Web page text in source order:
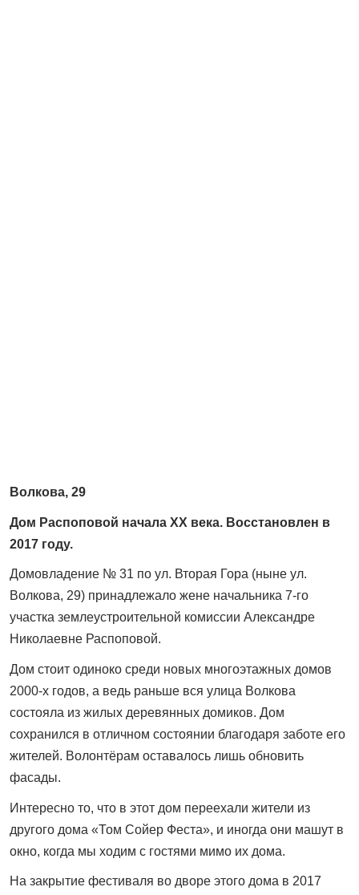
Волкова, 29
Дом Распоповой начала XX века. Восстановлен в
2017 году.
Домовладение № 31 по ул. Вторая Гора (ныне ул.
Волкова, 29) принадлежало жене начальника 7-го
участка землеустроительной комиссии Александре
Николаевне Распоповой.
Дом стоит одиноко среди новых многоэтажных домов
2000-х годов, а ведь раньше вся улица Волкова
состояла из жилых деревянных домиков. Дом
сохранился в отличном состоянии благодаря заботе его
жителей. Волонтёрам оставалось лишь обновить
фасады.
Интересно то, что в этот дом переехали жители из
другого дома «Том Сойер Феста», и иногда они машут в
окно, когда мы ходим с гостями мимо их дома.
На закрытие фестиваля во дворе этого дома в 2017